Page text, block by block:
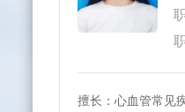
擅长：心血管常见